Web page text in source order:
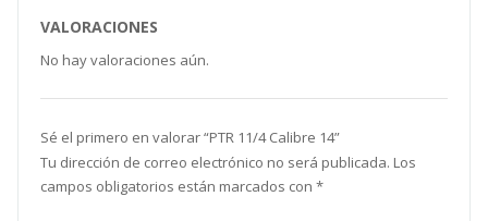
VALORACIONES
No hay valoraciones aún.
Sé el primero en valorar “PTR 11/4 Calibre 14”
Tu dirección de correo electrónico no será publicada. Los
campos obligatorios están marcados con *